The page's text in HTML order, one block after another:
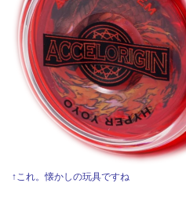
↑これ。懐かしの玩具ですね